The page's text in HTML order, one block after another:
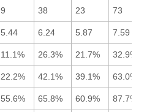
9 38 23 73
5.44 6.24 5.87 7.59
11.1% 26.3% 21.7% 32.9%
22.2% 42.1% 39.1% 63.0%
55.6% 65.8% 60.9% 87.7%